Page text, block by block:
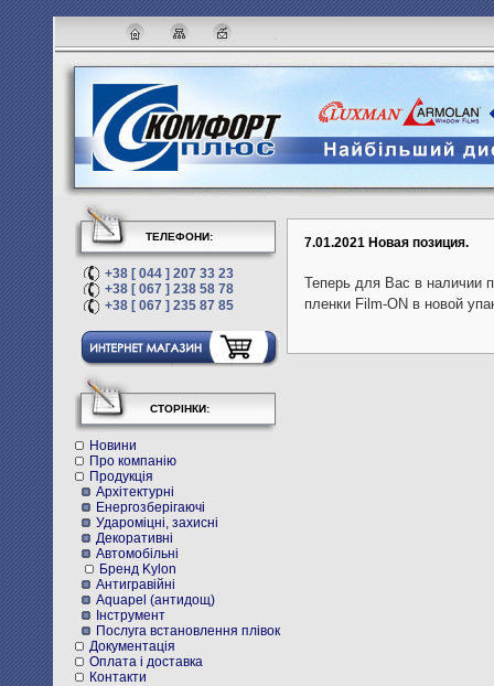
7.01.2021 Новая позиция.
Теперь для Вас в наличии
пленки Film-ON в новой
ТЕЛЕФОНИ:
+38 [ 044 ] 207 33 23
+38 [ 067 ] 238 58 78
+38 [ 067 ] 235 87 85
СТОРІНКИ:
Новини
Про компанію
Продукція
Архітектурні
Енергозберігаючі
Удароміцні, захисні
Декоративні
Автомобільні
Бренд Kylon
Антигравійні
Aquapel (антидощ)
Інструмент
Послуга встановлення плівок
Документація
Оплата і доставка
Контакти